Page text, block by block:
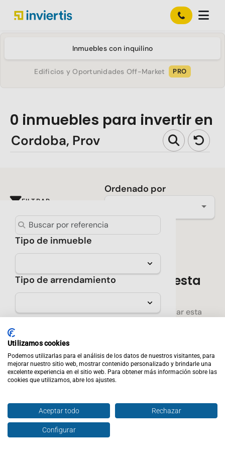
Inmuebles con inquilino
Edificios y Oportunidades Off-Market PRO
0 inmuebles para invertir en
Tipo de inmueble
Tipo de arrendamiento
★ Destacados
Precio
Calidad de la zona
FILTRAR
Ordenado por
No hay resultados para esta
búsqueda
Prueba seleccionar menos filtros o guardar esta
Crear alerta
Propiedades sugeridas
Utilizamos cookies
Podemos utilizarlas para el análisis de los datos de nuestros visitantes, para
mejorar nuestro sitio web, mostrar contenido personalizado y brindarle una
excelente experiencia en el sitio web. Para obtener más información sobre las
cookies que utilizamos, abre los ajustes.
Aceptar todo Rechazar
Configurar